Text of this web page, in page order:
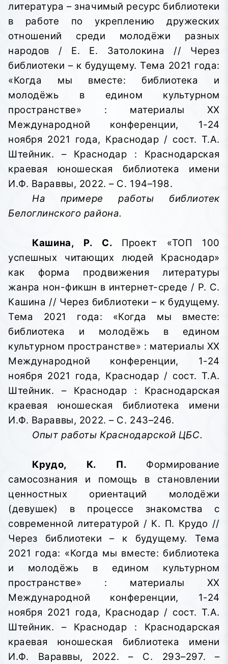
литература – значимый ресурс библиотеки
в работе по укреплению дружеских
отношений среди молодёжи разных
народов / Е. Е. Затолокина // Через
библиотеки – к будущему. Тема 2021 года:
«Когда мы вместе: библиотека и
молодёжь в едином культурном
пространстве» : материалы XX
Международной конференции, 1-24
ноября 2021 года, Краснодар / сост. Т.А.
Штейник. – Краснодар : Краснодарская
краевая юношеская библиотека имени
И.Ф. Вараввы, 2022. – С. 194–198.
На примере работы библиотек
Белоглинского района.
Кашина, Р. С. Проект «ТОП 100
успешных читающих людей Краснодар»
как форма продвижения литературы
жанра нон-фикшн в интернет-среде / Р. С.
Кашина // Через библиотеки – к будущему.
Тема 2021 года: «Когда мы вместе:
библиотека и молодёжь в едином
культурном пространстве» : материалы XX
Международной конференции, 1-24
ноября 2021 года, Краснодар / сост. Т.А.
Штейник. – Краснодар : Краснодарская
краевая юношеская библиотека имени
И.Ф. Вараввы, 2022. – С. 243–246.
Опыт работы Краснодарской ЦБС.
Крудо, К. П. Формирование
самосознания и помощь в становлении
ценностных ориентаций молодёжи
(девушек) в процессе знакомства с
современной литературой / К. П. Крудо //
Через библиотеки – к будущему. Тема
2021 года: «Когда мы вместе: библиотека
и молодёжь в едином культурном
пространстве» : материалы XX
Международной конференции, 1-24
ноября 2021 года, Краснодар / сост. Т.А.
Штейник. – Краснодар : Краснодарская
краевая юношеская библиотека имени
И.Ф. Вараввы, 2022. – С. 293–297. –